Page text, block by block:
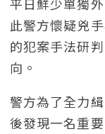
此警方懷疑兇
的犯案手法研
向。
警方為了全力
後發現一名重